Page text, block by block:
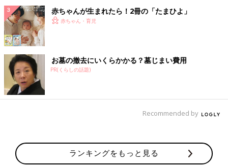
赤ちゃんが生まれたら！2冊の「たまひよ」
赤ちゃん・育児
お墓の撤去にいくらかかる？墓じまい費用
PR(くらしの話題)
Recommended by
ランキングをもっと見る